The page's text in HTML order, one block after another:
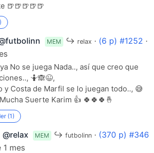
🍺🍺🍺🍺🍺
MEM ↪ relax · (6 p) #1252 ·
No se juega Nada.., así que creo que
🤷🙈😉,
y Costa de Marfil se lo juegan todo.., 😅
Suerte Karim 👍 🍀🍀🍀🤞
(1)
@relax MEM ↪futbolinn · (370 p) #346
1 mes